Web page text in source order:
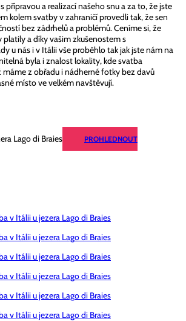
přípravou a realizací našeho snu a za to, že jste
kolem svatby v zahraničí provedli tak, že sen
bez zádrhelů a problémů. Ceníme si, že
a díky vašim zkušenostem s
u nás i v Itálii vše proběhlo tak jak jste nám na
byla i znalost lokality, kde svatba
máme z obřadu i nádherné fotky bez davů
místo ve velkém navštěvují.
PROHLEDNOUT